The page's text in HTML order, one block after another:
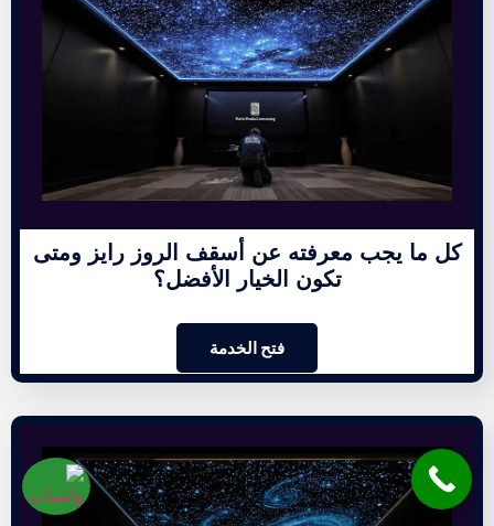
كل ما يجب معرفته عن أسقف الروز رايز ومتى
تكون الخيار الأفضل؟
فتح الخدمة